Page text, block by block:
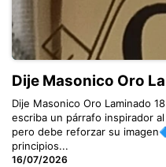
Dije Masonico Oro
Dije Masonico Oro Laminado
escriba un párrafo inspirador
pero debe reforzar su
principios...
16/07/2026